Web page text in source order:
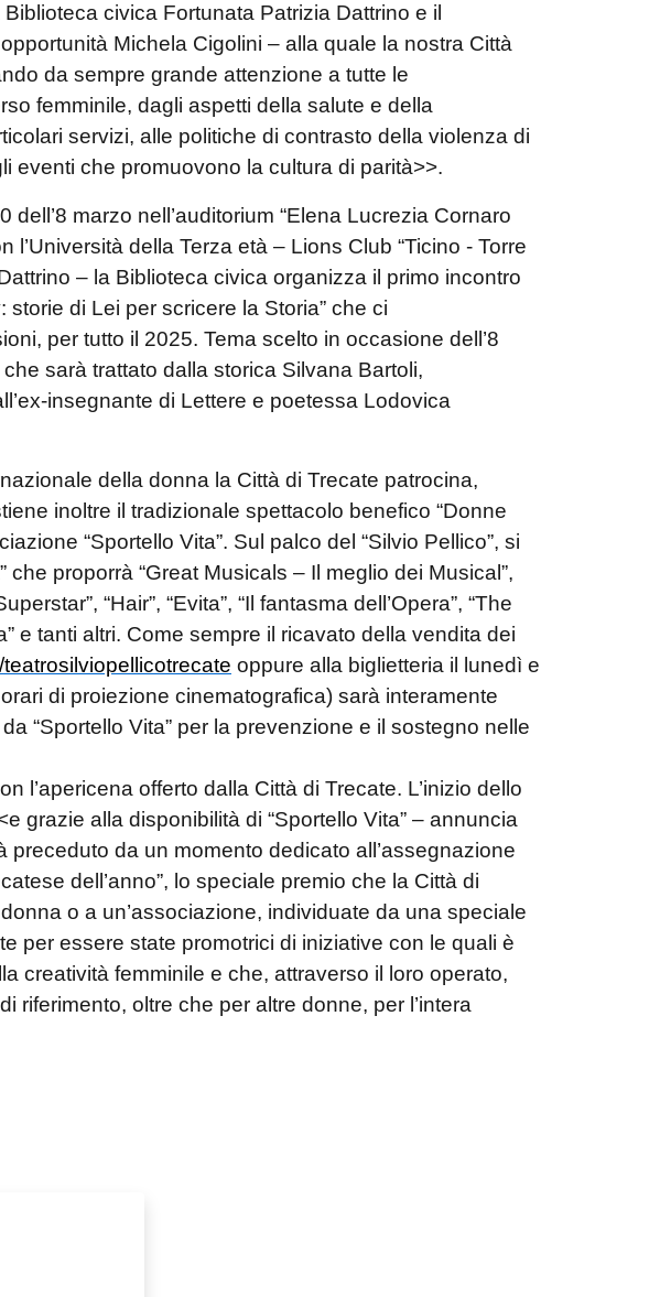
civica Fortunata Patrizia Dattrino e il
Michela Cigolini – alla quale la nostra Città
da sempre grande attenzione a tutte le
femminile, dagli aspetti della salute e della
servizi, alle politiche di contrasto della violenza di
eventi che promuovono la cultura di parità>>.
marzo nell’auditorium “Elena Lucrezia Cornaro
l’Università della Terza età – Lions Club “Ticino - Torre
– la Biblioteca civica organizza il primo incontro
storie di Lei per scricere la Storia” che ci
per tutto il 2025. Tema scelto in occasione dell’8
sarà trattato dalla storica Silvana Bartoli,
insegnante di Lettere e poetessa Lodovica
della donna la Città di Trecate patrocina,
inoltre il tradizionale spettacolo benefico “Donne
“Sportello Vita”. Sul palco del “Silvio Pellico”, si
che proporrà “Great Musicals – Il meglio dei Musical”,
“Hair”, “Evita”, “Il fantasma dell’Opera”, “The
e tanti altri. Come sempre il ricavato della vendita dei
oppure alla biglietteria il lunedì e
di proiezione cinematografica) sarà interamente
“Sportello Vita” per la prevenzione e il sostegno nelle
l’apericena offerto dalla Città di Trecate. L’inizio dello
grazie alla disponibilità di “Sportello Vita” – annuncia
preceduto da un momento dedicato all’assegnazione
dell’anno”, lo speciale premio che la Città di
o a un’associazione, individuate da una speciale
per essere state promotrici di iniziative con le quali è
creatività femminile e che, attraverso il loro operato,
riferimento, oltre che per altre donne, per l’intera